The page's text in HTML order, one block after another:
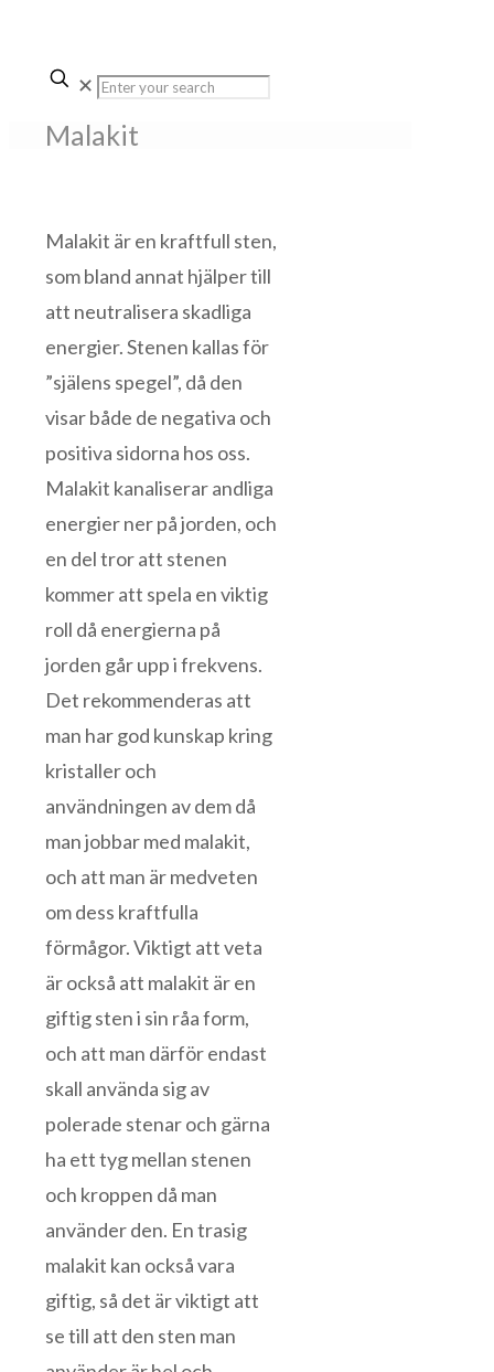
✕
Malakit
Malakit är en kraftfull sten,
som bland annat hjälper till
att neutralisera skadliga
energier. Stenen kallas för
”själens spegel”, då den
visar både de negativa och
positiva sidorna hos oss.
Malakit kanaliserar andliga
energier ner på jorden, och
en del tror att stenen
kommer att spela en viktig
roll då energierna på
jorden går upp i frekvens.
Det rekommenderas att
man har god kunskap kring
kristaller och
användningen av dem då
man jobbar med malakit,
och att man är medveten
om dess kraftfulla
förmågor. Viktigt att veta
är också att malakit är en
giftig sten i sin råa form,
och att man därför endast
skall använda sig av
polerade stenar och gärna
ha ett tyg mellan stenen
och kroppen då man
använder den. En trasig
malakit kan också vara
giftig, så det är viktigt att
se till att den sten man